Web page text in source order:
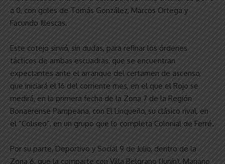
a 0, con goles de Tomás González, Marcos Ortega y
Facundo Illescas.
Este cotejo sirvió, sin dudas, para refinar los órdenes
tácticos de ambas escuadras, que se encuentran
expectantes ante el arranque del certamen de ascenso,
que iniciará el 16 del corriente mes, en el que el Rojo se
medirá, en la primera fecha de la Zona 7 de la Región
Bonaerense Pampeana, con El Linqueño, su clásico rival, en
el “Coliseo”, en un grupo que lo completa Colonial de Ferré.
Por su parte, Deportivo y Social 9 de Julio, dentro de la
Zona 6, que la comparte con Villa Belgrano (Junín), Mariano